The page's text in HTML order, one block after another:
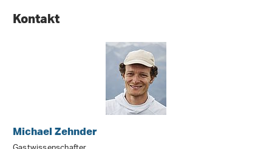
Kontakt
Michael Zehnder